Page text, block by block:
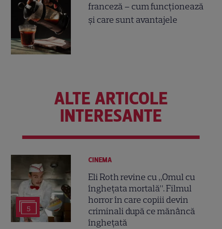
franceză – cum funcționează
și care sunt avantajele
ALTE ARTICOLE
INTERESANTE
5
CINEMA
Eli Roth revine cu „Omul cu
înghețata mortală”. Filmul
horror în care copiii devin
criminali după ce mănâncă
înghețată